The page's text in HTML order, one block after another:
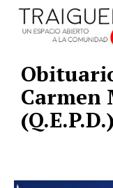
Carmen
(Q.E.P.D.)